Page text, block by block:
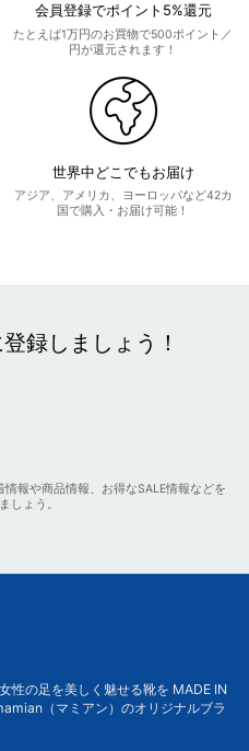
会員登録でポイント5%還元
たとえば1万円のお買物で500ポイント／
円が還元されます！
世界中どこでもお届け
アジア、アメリカ、ヨーロッパなど42カ
国で購入・お届け可能！
録しましょう！
報や商品情報、お得なSALE情報などを
しょう。
性の足を美しく魅せる靴を MADE IN
（マミアン）のオリジナルブラ